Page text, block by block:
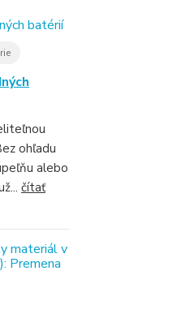
ohľadu
alebo
čítať